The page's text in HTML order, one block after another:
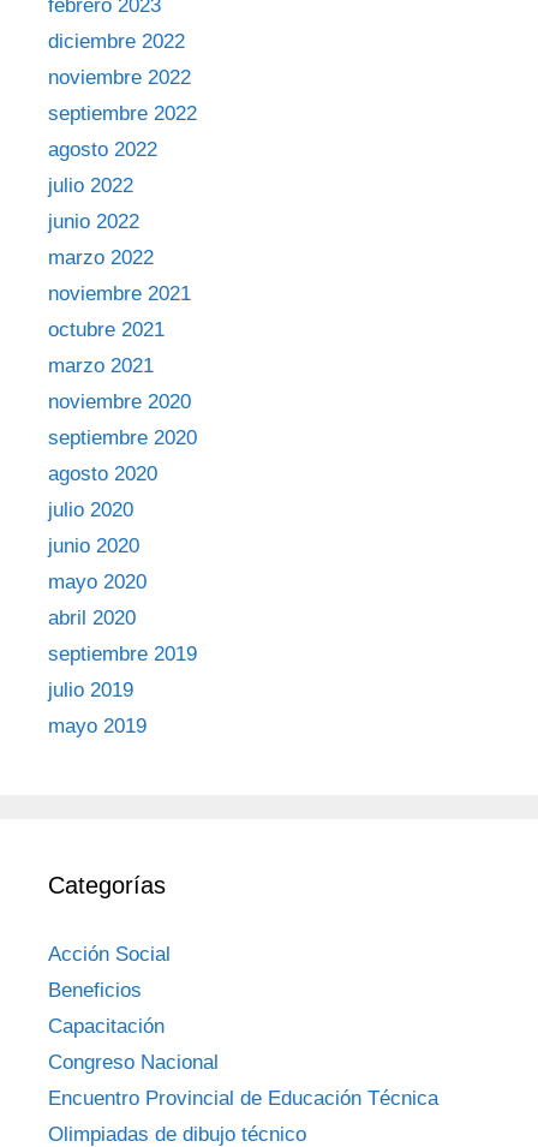
febrero 2023
diciembre 2022
noviembre 2022
septiembre 2022
agosto 2022
julio 2022
junio 2022
marzo 2022
noviembre 2021
octubre 2021
marzo 2021
noviembre 2020
septiembre 2020
agosto 2020
julio 2020
junio 2020
mayo 2020
abril 2020
septiembre 2019
julio 2019
mayo 2019
Categorías
Acción Social
Beneficios
Capacitación
Congreso Nacional
Encuentro Provincial de Educación Técnica
Olimpiadas de dibujo técnico